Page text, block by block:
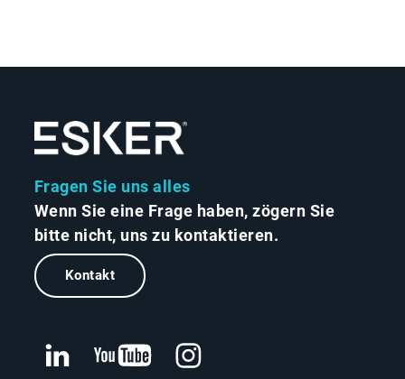
Fragen Sie uns alles
Wenn Sie eine Frage haben, zögern Sie
bitte nicht, uns zu kontaktieren.
Kontakt